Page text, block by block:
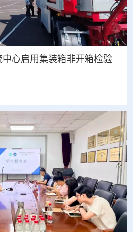
心启用集装箱非开箱检验